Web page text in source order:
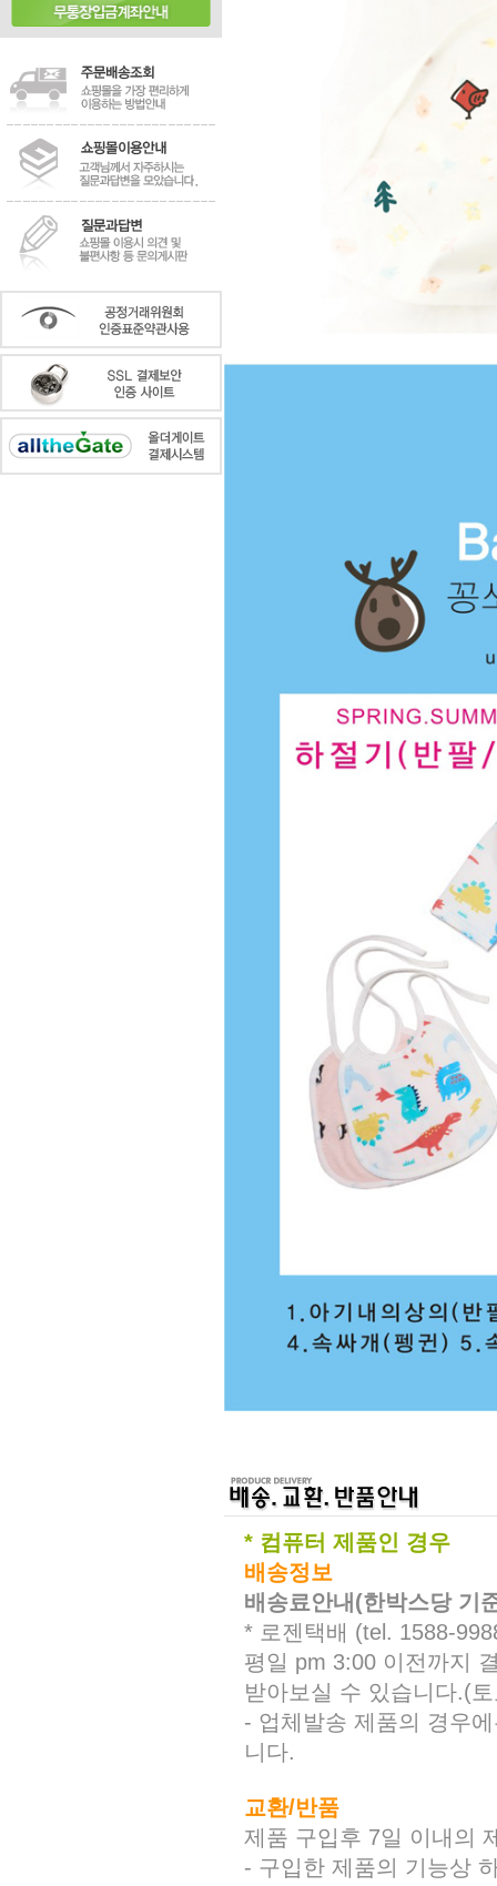
* 컴퓨터 제품인 경우
배송정보
배송료안내(한박스당 기
* 로젠택배 (tel. 1588-
평일 pm 3:00 이전까지
받아보실 수 있습니다.(
- 업체발송 제품의 경우
니다.
교환/반품
제품 구입후 7일 이내의
- 구입한 제품의 기능상